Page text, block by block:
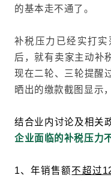
的基本走不通了。
补税压力已经实打
后，就有卖家主动补
现在二轮、三轮提醒
晒出的缴款截图显示
结合业内讨论及相关
企业面临的补税压力
1、年销售额不超过